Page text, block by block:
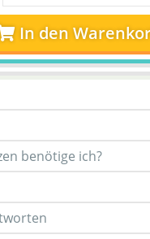
In den
benötige ich?